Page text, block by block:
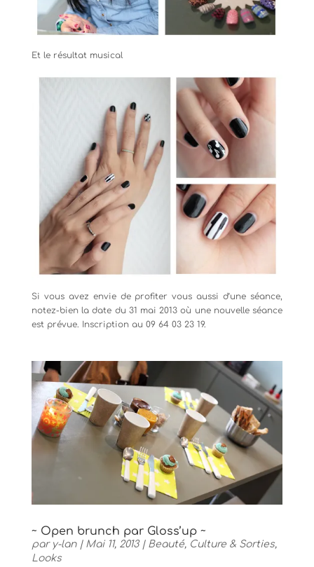
Et le résultat musical
Si vous avez envie de profiter vous aussi d’une séance,
notez-bien la date du 31 mai 2013 où une nouvelle séance
est prévue. Inscription au 09 64 03 23 19.
~ Open brunch par Gloss’up ~
par y-lan| Mai 11, 2013| Beauté, Culture & Sorties,
Looks